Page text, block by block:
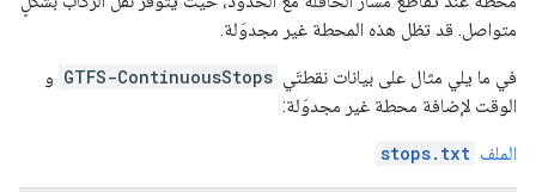
متواصل. قد تظل هذه المحطة غير مجدوَلة.
في ما يلي مثال على بيانات نقطتَي GTFS-ContinuousStops و
الوقت لإضافة محطة غير مجدوَلة:
الملف stops.txt